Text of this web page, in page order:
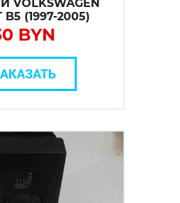
VOLKSWAGEN
B5 (1997-2005)
BYN